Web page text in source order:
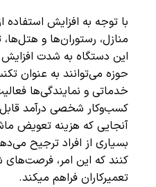
با توجه به افزایش
منازل، رستوران‌ها و
این دستگاه به شدت
حوزه می‌توانند به عنوان
خدماتی و نمایندگی‌ها
کسب‌وکار شخصی درآمد
آنجایی که هزینه تعویض
بسیاری از افراد ترجیح
کنند که این امر، فرصت‌های
تعمیرکاران فراهم میکند.